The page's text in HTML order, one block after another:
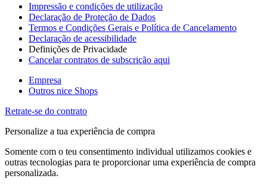
Impressão e condições de utilização
Declaração de Proteção de Dados
Termos e Condições Gerais e Política de Cancelamento
Declaração de acessibilidade
Definições de Privacidade
Cancelar contratos de subscrição aqui
Empresa
Outros nice Shops
Retrate-se do contrato
Personalize a tua experiência de compra
Somente com o teu consentimento individual utilizamos cookies e
outras tecnologias para te proporcionar uma experiência de compra
personalizada.